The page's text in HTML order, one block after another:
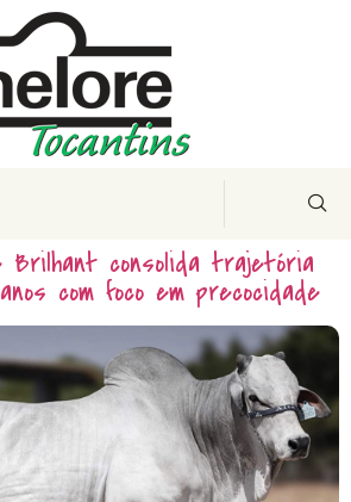
Brilhant consolida trajetória
com foco em precocidade